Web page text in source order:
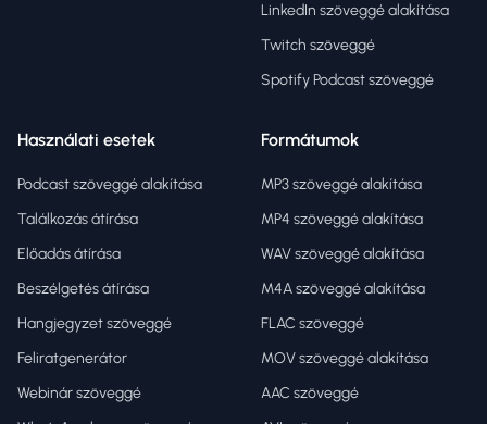
LinkedIn szöveggé alakítása
Twitch szöveggé
Spotify Podcast szöveggé
Használati esetek
Podcast szöveggé alakítása
Találkozás átírása
Előadás átírása
Beszélgetés átírása
Hangjegyzet szöveggé
Feliratgenerátor
Webinár szöveggé
Formátumok
MP3 szöveggé alakítása
MP4 szöveggé alakítása
WAV szöveggé alakítása
M4A szöveggé alakítása
FLAC szöveggé
MOV szöveggé alakítása
AAC szöveggé